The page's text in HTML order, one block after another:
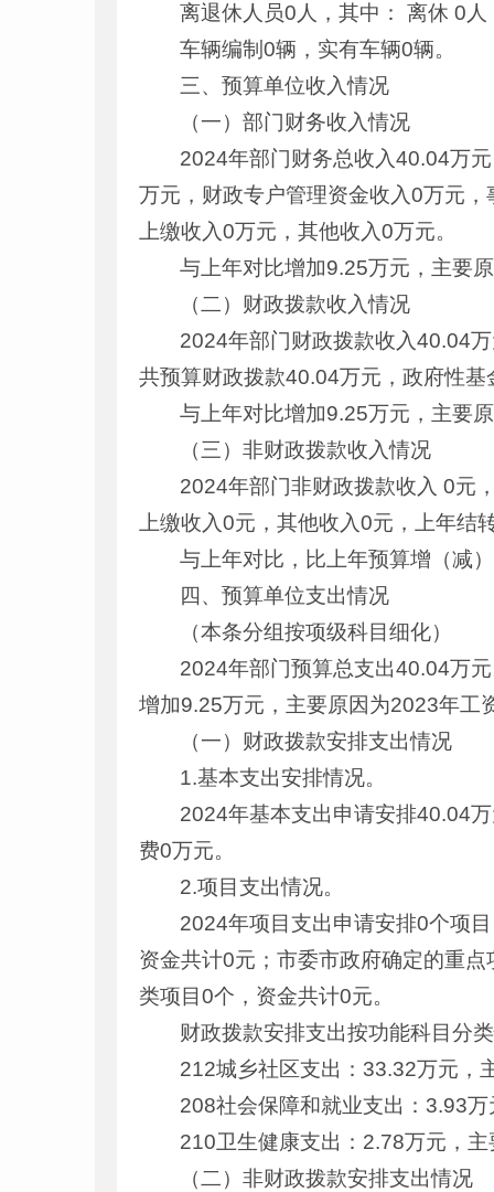
离退休人员0人，其中： 离休 0
车辆编制0辆，实有车辆0辆。
三、预算单位收入情况
（一）部门财务收入情况
2024年部门财务总收入40.04万
万元，财政专户管理资金收入0万元
上缴收入0万元，其他收入0万元。
与上年对比增加9.25万元，主要
（二）财政拨款收入情况
2024年部门财政拨款收入40.04
共预算财政拨款40.04万元，政府性
与上年对比增加9.25万元，主要
（三）非财政拨款收入情况
2024年部门非财政拨款收入 0元
上缴收入0元，其他收入0元，上年结
与上年对比，比上年预算增（减
四、预算单位支出情况
（本条分组按项级科目细化）
2024年部门预算总支出40.04万
增加9.25万元，主要原因为2023年工
（一）财政拨款安排支出情况
1.基本支出安排情况。
2024年基本支出申请安排40.04
费0万元。
2.项目支出情况。
2024年项目支出申请安排0个项
资金共计0元；市委市政府确定的重
类项目0个，资金共计0元。
财政拨款安排支出按功能科目分
212城乡社区支出：33.32万元，
208社会保障和就业支出：3.93
210卫生健康支出：2.78万元，
（二）非财政拨款安排支出情况